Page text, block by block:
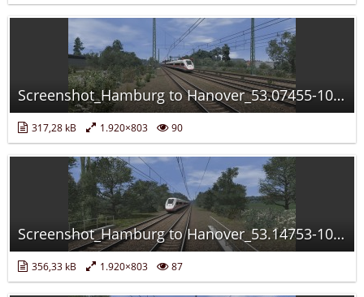
Screenshot_Hamburg to Hanover_53.07455-10.57733_13-05-04.jpg
317,28 kB 1.920×803 90
Screenshot_Hamburg to Hanover_53.14753-10.47740_13-01-08.jpg
356,33 kB 1.920×803 87